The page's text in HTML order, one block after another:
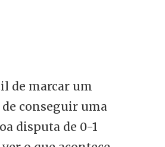
de marcar um
de conseguir uma
disputa de 0-1